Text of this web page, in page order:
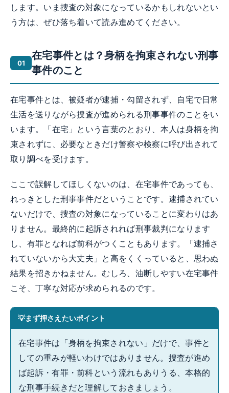
します。いま捜査の対象になっているかもしれないとい
う方は、ぜひ落ち着いて読み進めてください。
在宅事件とは？身柄を拘束されない刑事
事件のこと
在宅事件とは、被疑者が逮捕・勾留されず、自宅で日常
生活を送りながら捜査が進められる刑事事件のことをい
います。「在宅」という言葉のとおり、本人は身柄を拘
束されずに、必要なときだけ警察や検察に呼び出されて
取り調べを受けます。
ここで誤解してほしくないのは、在宅事件であっても、
れっきとした刑事事件だということです。逮捕されてい
ないだけで、捜査の対象になっていることに変わりはあ
りません。最終的に起訴されれば刑事裁判になります
し、有罪となれば前科がつくこともあります。「逮捕さ
れていないから大丈夫」と高をくくっていると、思わぬ
結果を招きかねません。むしろ、油断しやすい在宅事件
こそ、丁寧な対応が求められるのです。
まず押さえたいポイント
在宅事件は「身柄を拘束されない」だけで、事件と
しての重みが軽いわけではありません。捜査が進め
ば起訴・有罪・前科という流れもありうる、本格的
な刑事手続きだと理解しておきましょう。